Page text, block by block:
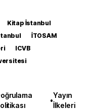
Kitap İstanbul
İTOSAM
ICVB
•
Yayın
İlkeleri